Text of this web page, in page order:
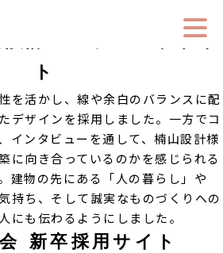
です
設計コーポレートサイ
ト
を活かし、線や余白のバランスに配
デザインを採用しました。一方でコ
インタビューを通して、楠山設計様
に向き合っているのかを感じられる
建物の先にある「人の暮らし」や
持ち、そして誠実なものづくりへの
にも伝わるようにしました。
新卒採用サイト